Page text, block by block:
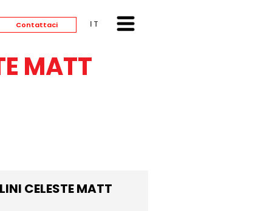
Contattaci ITALIANO
MATT
CELESTE MATT